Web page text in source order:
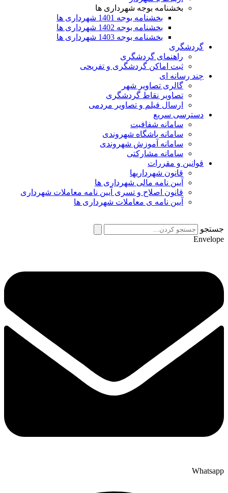
بخشنامه بوجه شهرداری ها
بخشنامه بوجه 1401 شهرداری ها
بخشنامه بوجه 1402 شهرداری ها
بخشنامه بوجه 1403 شهرداری ها
گردشگری
راهنمای گردشگری
ثبت اماکن گردشگری و تفریحی
چند رسانه ای
گالری تصاویر شهر
تصاویر نقاط گردشگری
ارسال فیلم و تصاویر مردمی
دسترسی سریع
سامانه شفافیت
سامانه باشگاه شهروندی
سامانه آموزش شهروندی
سامانه مشارکتی
قوانین و مقررات
قانون شهرداریها
آیین نامه مالی شهرداری ها
قانون اصلاح و تسری آیین نامه معاملات شهرداری
آیین نامه ی معاملات شهرداری ها
جستجو
Envelope
Whatsapp